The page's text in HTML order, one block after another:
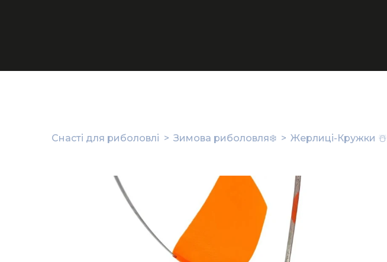
Снасті для риболовлі Зимова риболовля❄️ Жерлиці-Кружки ☃️